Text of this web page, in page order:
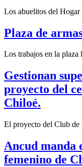
Los abuelitos del
Plaza de
Los trabajos en la plaza
Gestionan
proyecto del
Chiloé.
El proyecto del Club de
Ancud manda
femenino de